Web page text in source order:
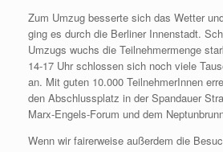
Zum Umzug besserte sich das Wetter
ging es durch die Berliner Innenstadt.
Umzugs wuchs die Teilnehmermenge
14-17 Uhr schlossen sich noch viele
an. Mit guten 10.000 TeilnehmerInnen
den Abschlussplatz in der Spandauer
Marx-Engels-Forum und dem
Wenn wir fairerweise außerdem die